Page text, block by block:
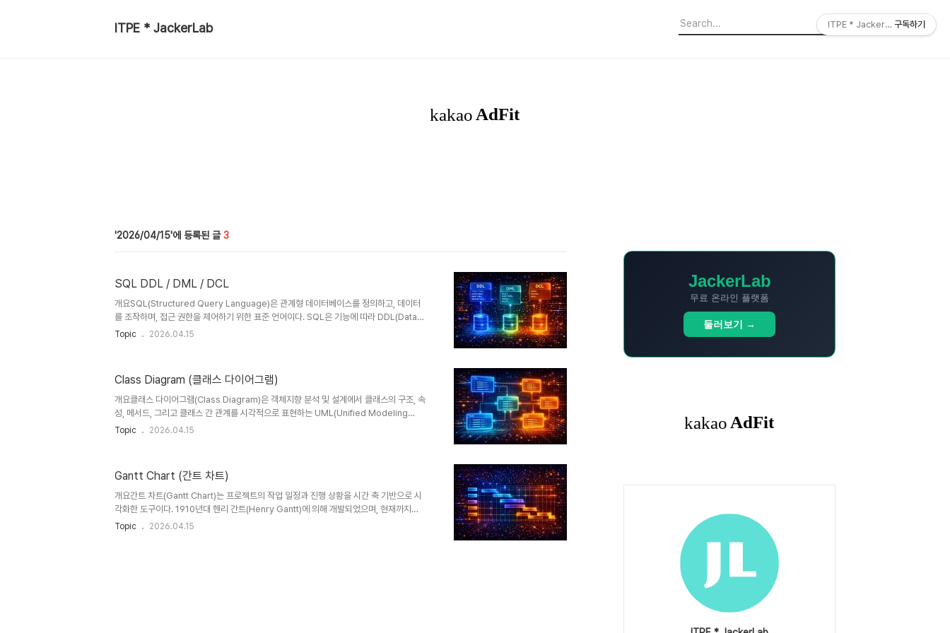
ITPE * JackerLab
2026/04/15 3
SQL DDL / DML / DCL
개요SQL(Structured Query Language)은 관계형 데이터베이스를 정의하고, 데이터
를 조작하며, 접근 권한을 제어하기 위한 표준 언어이다. SQL은 기능에 따라 DDL(Data
Definition Language), DML(Data Manipulation Language), DCL(Data Control
은 데이터를 조회·삽입·수정·삭제하는 언어이며, DCL은 데이터 접근 권한을 제어하는 언어
이다.즉, DDL은 “무엇을 ..
Topic 2026.04.15
Class Diagram (클래스 다이어그램)
개요클래스 다이어그램(Class Diagram)은 객체지향 분석 및 설계에서 클래스의 구조, 속
성, 메서드, 그리고 클래스 간 관계를 시각적으로 표현하는 UML(Unified Modeling
Language) 다이어그램이다. 소프트웨어 시스템의 정적 구조를 이해하고 문서화하는 데
와 상호작용 구조를 한눈에 파악할 수 있다.객체지향 개발에서 클래스 다이어그램은 단순한
문서가 아니라, 설계 의도를 공유하고 코드 구조를 정렬하는..
Topic 2026.04.15
Gantt Chart (간트 차트)
개요간트 차트(Gantt Chart)는 프로젝트의 작업 일정과 진행 상황을 시간 축 기반으로 시
각화한 도구이다. 1910년대 헨리 간트(Henry Gantt)에 의해 개발되었으며, 현재까지도
프로젝트 관리에서 가장 널리 사용되는 기법 중 하나이다. 작업 간의 순서, 기간, 의존성을
Topic 2026.04.15
JackerLab
무료 온라인 플랫폼
둘러보기 →
ITPE * JackerLab구독하기